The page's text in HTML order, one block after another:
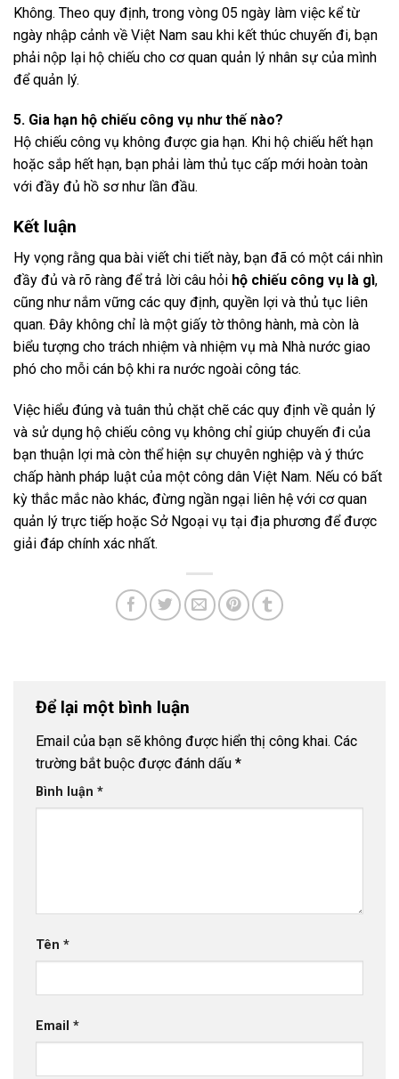
Không. Theo quy định, trong vòng 05 ngày làm việc kể từ
ngày nhập cảnh về Việt Nam sau khi kết thúc chuyến đi, bạn
phải nộp lại hộ chiếu cho cơ quan quản lý nhân sự của mình
để quản lý.
5. Gia hạn hộ chiếu công vụ như thế nào?
Hộ chiếu công vụ không được gia hạn. Khi hộ chiếu hết hạn
hoặc sắp hết hạn, bạn phải làm thủ tục cấp mới hoàn toàn
với đầy đủ hồ sơ như lần đầu.
Kết luận
Hy vọng rằng qua bài viết chi tiết này, bạn đã có một cái nhìn
đầy đủ và rõ ràng để trả lời câu hỏi hộ chiếu công vụ là gì,
cũng như nắm vững các quy định, quyền lợi và thủ tục liên
quan. Đây không chỉ là một giấy tờ thông hành, mà còn là
biểu tượng cho trách nhiệm và nhiệm vụ mà Nhà nước giao
phó cho mỗi cán bộ khi ra nước ngoài công tác.
Việc hiểu đúng và tuân thủ chặt chẽ các quy định về quản lý
và sử dụng hộ chiếu công vụ không chỉ giúp chuyến đi của
bạn thuận lợi mà còn thể hiện sự chuyên nghiệp và ý thức
chấp hành pháp luật của một công dân Việt Nam. Nếu có bất
kỳ thắc mắc nào khác, đừng ngần ngại liên hệ với cơ quan
quản lý trực tiếp hoặc Sở Ngoại vụ tại địa phương để được
giải đáp chính xác nhất.
Để lại một bình luận
Email của bạn sẽ không được hiển thị công khai. Các
trường bắt buộc được đánh dấu *
Bình luận *
Tên *
Email *